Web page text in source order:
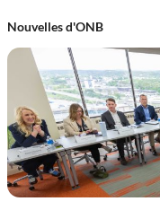
Nouvelles d'ONB